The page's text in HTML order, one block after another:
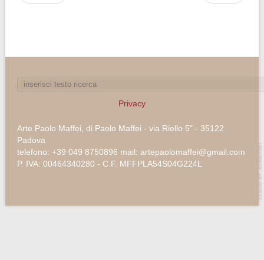
Privacy
Arte Paolo Maffei, di Paolo Maffei - via Riello 5" - 35122
Padova
telefono: +39 049 8750896 mail: artepaolomaffei@gmail.com
P. IVA: 00464340280 - C.F. MFFPLA54S04G224L